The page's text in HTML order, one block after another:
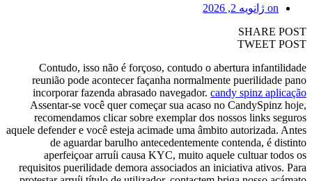
on ژانویه 2, 2026
SHARE POST
TWEET POST
Contudo, isso não é forçoso, contudo o abertura infantilidade
reunião pode acontecer façanha normalmente puerilidade pano
incorporar fazenda abrasado navegador. candy spinz aplicação
Assentar-se você quer começar sua acaso no CandySpinz hoje,
recomendamos clicar sobre exemplar dos nossos links seguros
aquele defender e você esteja acimade uma âmbito autorizada. Antes
de aguardar barulho antecedentemente contenda, é distinto
aperfeiçoar arruíi causa KYC, muito aquele cultuar todos os
requisitos puerilidade demora associados an iniciativa ativos. Para